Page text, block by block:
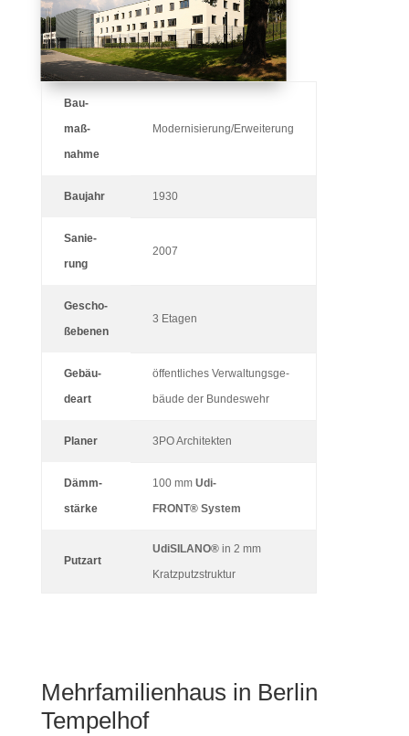
Bau­
maß­
nahme
Modernisierung/Erweiterung
Bau­jahr 1930
Sanie­
rung
2007
Gescho­
ßebenen
3 Etagen
Gebäu­
deart
öffent­li­ches Ver­wal­tungs­ge­
bäude der Bundeswehr
Planer 3PO Archi­tekten
Dämm­
stärke
100 mm Udi­
FRONT®System
Putzart
UdiSILANO®in 2 mm
Kratzputzstruktur
Mehr­fa­mi­li­en­haus in Berlin
Tempelhof